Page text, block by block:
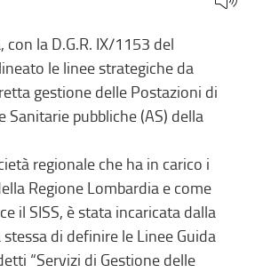
con la D.G.R. IX/1153 del
le linee strategiche da
gestione delle Postazioni di
Sanitarie pubbliche (AS) della
regionale che ha in carico i
Regione Lombardia e come
il SISS, è stata incaricata dalla
di definire le Linee Guida
“Servizi di Gestione delle